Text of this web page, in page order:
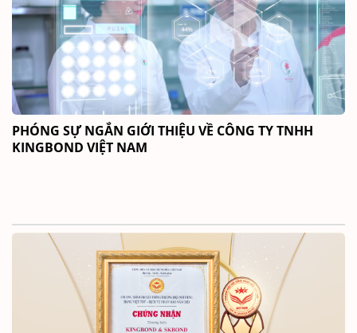
PHÓNG SỰ NGẮN GIỚI THIỆU VỀ CÔNG TY TNHH
KINGBOND VIỆT NAM